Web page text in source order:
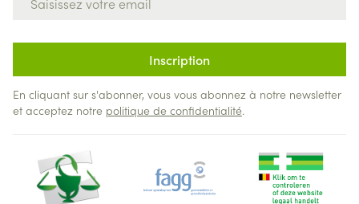
Inscription
En cliquant sur s'abonner, vous vous abonnez à notre newsletter
et acceptez notre politique de confidentialité.